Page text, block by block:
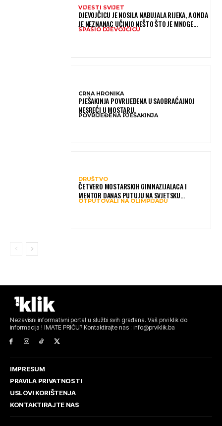
VIJESTI SVIJET
DJEVOJČICU JE NOSILA NABUJALA RIJEKA, A ONDA
JE NEZNANAC UČINIO NEŠTO ŠTO JE MNOGE
OSTAVILO BEZ RIJEČI
SPASIO DJEVOJČICU
CRNA HRONIKA
PJEŠAKINJA POVRIJEĐENA U SAOBRAĆAJNOJ
NESREĆI U MOSTARU
POVRIJEĐENA PJEŠAKINJA
DRUŠTVO
ČETVERO MOSTARSKIH GIMNAZIJALACA I
MENTOR DANAS PUTUJU NA SVJETSKU
OLIMPIJADU IZ AI: PREDSTAVLJAT ĆE BIH MEĐU
OTPUTOVALI NA OLIMPIJADU
Nezavisni informativni portal u službi svih građana. Vaš prvi klik do
informacija ! IMATE PRIČU? Kontaktirajte nas : info@prviklik.ba
IMPRESUM
PRAVILA PRIVATNOSTI
USLOVI KORIŠTENJA
KONTAKTIRAJTE NAS